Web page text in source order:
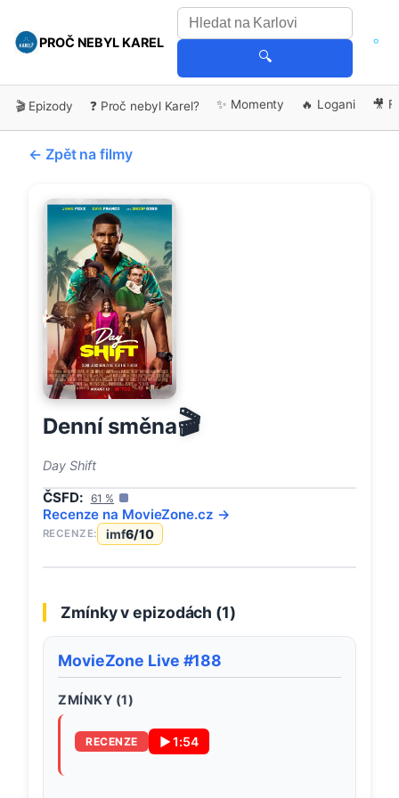
PROČ NEBYL KAREL
🔍
🎬 Epizody ❓ Proč nebyl Karel? ✨ Momenty 🔥 Logani 🎥
← Zpět na filmy
Denní směna🎬
Day Shift
ČSFD: 61 %
Recenze na MovieZone.cz →
RECENZE: imf6/10
Zmínky v epizodách (1)
MovieZone Live #188
ZMÍNKY (1)
RECENZE ▶1:54